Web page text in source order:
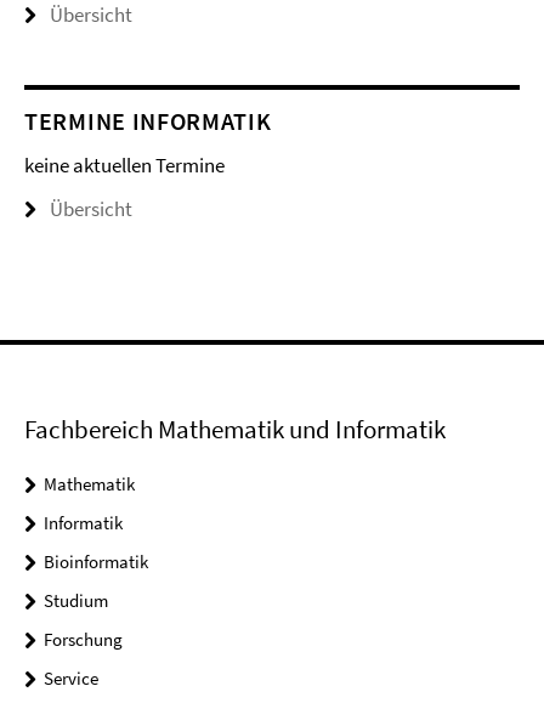
Übersicht
TERMINE INFORMATIK
keine aktuellen Termine
Übersicht
Fachbereich Mathematik und Informatik
Mathematik
Informatik
Bioinformatik
Studium
Forschung
Service